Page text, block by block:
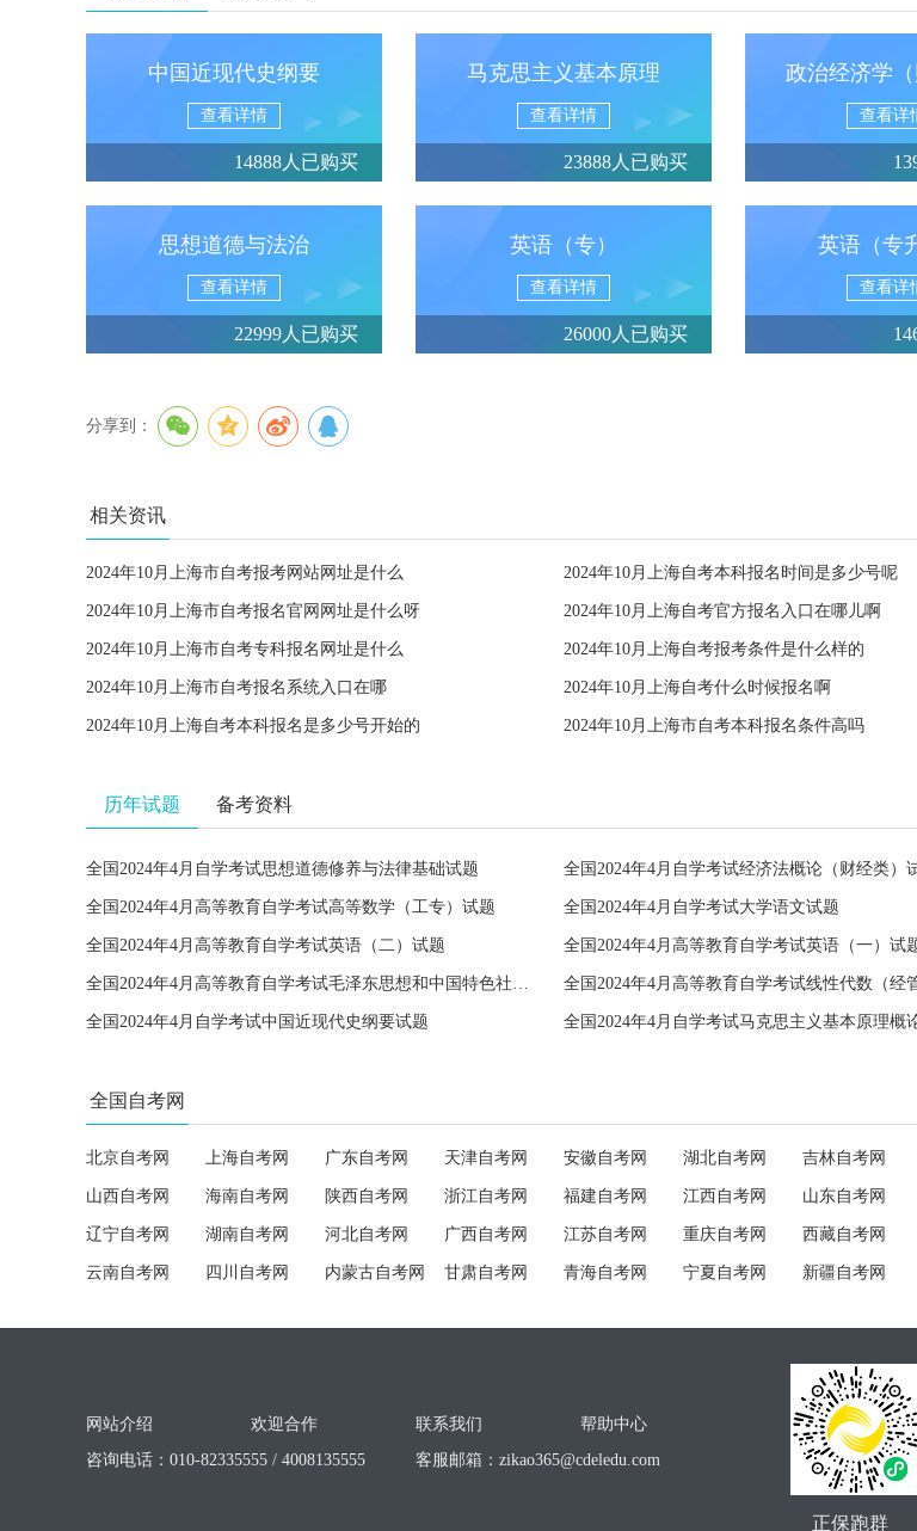
中国近现代史纲要
查看详情
14888人已购买
马克思主义基本原理
查看详情
23888人已购买
政治经济学（
查看详
思想道德与法治
查看详情
22999人已购买
英语（专）
查看详情
26000人已购买
英语（专
查看详
分享到：
相关资讯
2024年10月上海市自考报考网站网址是什么 2024年10月上海自考本科报名时间是多少号呢
2024年10月上海市自考报名官网网址是什么呀 2024年10月上海自考官方报名入口在哪儿啊
2024年10月上海市自考专科报名网址是什么 2024年10月上海自考报考条件是什么样的
2024年10月上海市自考报名系统入口在哪 2024年10月上海自考什么时候报名啊
2024年10月上海自考本科报名是多少号开始的 2024年10月上海市自考本科报名条件高吗
历年试题 备考资料
全国2024年4月自学考试思想道德修养与法律基础试题
全国2024年4月高等教育自学考试高等数学（工专）试题 全国2024年4月自学考试大学语文试题
全国2024年4月高等教育自学考试英语（二）试题 全国2024年4月高等教育自学考试英语（一）试
全国2024年4月高等教育自学考试毛泽东思想和中国特色社会主义理论体系概论试题 全国2024年4月高等教育自学考试线性代数（经
全国2024年4月自学考试中国近现代史纲要试题 全国2024年4月自学考试马克思主义基本原理概
全国自考网
北京自考网 上海自考网 广东自考网 天津自考网 安徽自考网 湖北自考网 吉林自考网
山西自考网 海南自考网 陕西自考网 浙江自考网 福建自考网 江西自考网 山东自考网
辽宁自考网 湖南自考网 河北自考网 广西自考网 江苏自考网 重庆自考网 西藏自考网
云南自考网 四川自考网 内蒙古自考网 甘肃自考网 青海自考网 宁夏自考网 新疆自考网
网站介绍 欢迎合作 联系我们
帮助中心
咨询电话：010-82335555 / 4008135555
客服邮箱： zikao365@cdeledu.com
正保跑群